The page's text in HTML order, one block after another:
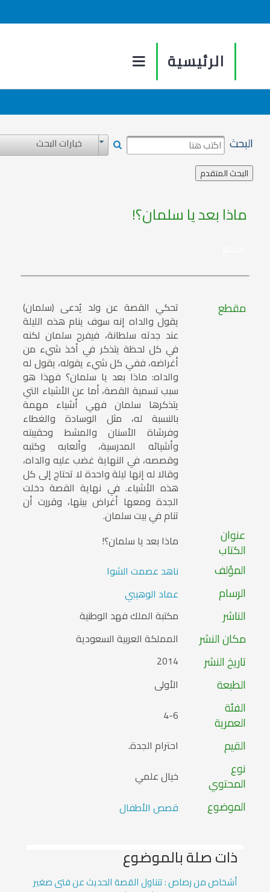
الرئيسية
البحث خيارات البحث
ماذا بعد يا سلمان؟!
مقطع تحكي القصة عن ولد يُدعى (سلمان)
يقول والداه إنه سوف ينام هذه الليلة
عند جدته سلطانة، فيفرح سلمان لكنه
في كل لحظة يتذكر في أخذ شيء من
أغراضه، ففي كل شيء يقوله، يقول له
والداه: ماذا بعد يا سلمان؟ فهذا هو
سبب تسمية القصة، أما عن الأشياء التي
يتذكرها سلمان فهي أشياء مهمة
بالنسبة له، مثل الوسادة والغطاء
وفرشاة الأسنان والمشط وحقيبته
وأشيائه المدرسية، وألعابه وكتبه
وقصصه، في النهاية غضب عليه والداه،
وقالا له إنها ليلة واحدة لا تحتاج إلى كل
هذه الأشياء. في نهاية القصة دخلت
الجدة ومعها أغراض بيتها، وقررت أن
تنام في بيت سلمان.
عنوان
الكتاب ماذا بعد يا سلمان؟!
المؤلف ناهد عصمت الشوا
الرسام عماد الوهيبي
الناشر مكتبة الملك فهد الوطنية
مكان النشر المملكة العربية السعودية
تاريخ النشر 2014
الطبعة الأولى
الفئة
العمرية 4-6
القيم احترام الجدة.
نوع
المحتوي خيال علمي
الموضوع قصص الأطفال
ذات صلة بالموضوع
أشخاص من رصاص : تتناول القصة الحديث عن فتى صغير